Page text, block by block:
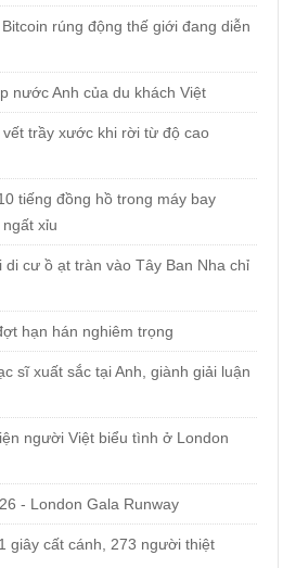
rúng động thế giới đang diễn
nước Anh của du khách Việt
trầy xước khi rời từ độ cao
tiếng đồng hồ trong máy bay
xỉu
cư ồ ạt tràn vào Tây Ban Nha chỉ
hạn hán nghiêm trọng
sĩ xuất sắc tại Anh, giành giải luận
người Việt biểu tình ở London
- London Gala Runway
giây cất cánh, 273 người thiệt